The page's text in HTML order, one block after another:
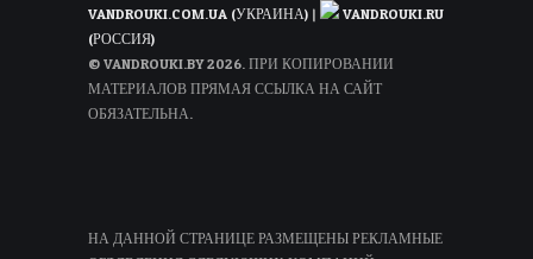
VANDROUKI.COM.UA (УКРАИНА) |
VANDROUKI.RU
(РОССИЯ)
© VANDROUKI.BY 2026. ПРИ КОПИРОВАНИИ
МАТЕРИАЛОВ ПРЯМАЯ ССЫЛКА НА САЙТ
ОБЯЗАТЕЛЬНА.
НА ДАННОЙ СТРАНИЦЕ РАЗМЕЩЕНЫ РЕКЛАМНЫЕ